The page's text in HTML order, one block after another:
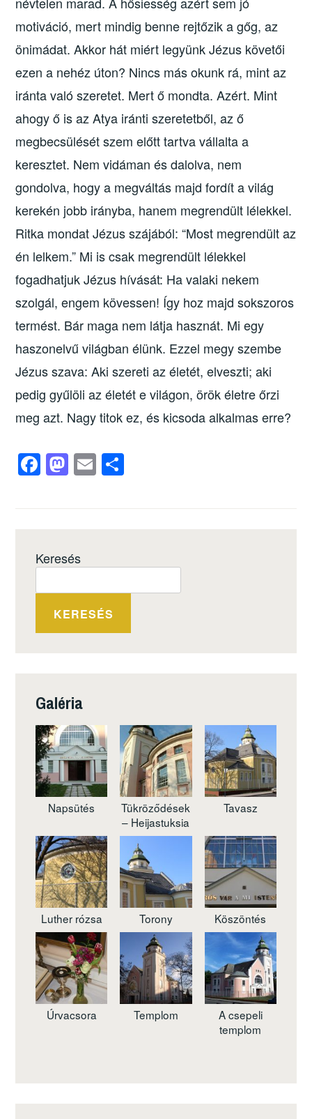
motiváció, mert mindig benne rejtőzik a gőg, az
önimádat. Akkor hát miért legyünk Jézus követői
ezen a nehéz úton? Nincs más okunk rá, mint az
iránta való szeretet. Mert ő mondta. Azért. Mint
ahogy ő is az Atya iránti szeretetből, az ő
megbecsülését szem előtt tartva vállalta a
keresztet. Nem vidáman és dalolva, nem
gondolva, hogy a megváltás majd fordít a világ
kerekén jobb irányba, hanem megrendült lélekkel.
Ritka mondat Jézus szájából: “Most megrendült az
én lelkem.” Mi is csak megrendült lélekkel
fogadhatjuk Jézus hívását: Ha valaki nekem
szolgál, engem kövessen! Így hoz majd sokszoros
termést. Bár maga nem látja hasznát. Mi egy
haszonelvű világban élünk. Ezzel megy szembe
Jézus szava: Aki szereti az életét, elveszti; aki
pedig gyűlöli az életét e világon, örök életre őrzi
meg azt. Nagy titok ez, és kicsoda alkalmas erre?
F
b
o
o
M
d
o
n
E
e
g
Keresés
KERESÉS
Galéria
Napsütés
Tükröződések
– Heijastuksia
Tavasz
Luther rózsa Torony Köszöntés
Úrvacsora Templom
A csepeli
templom